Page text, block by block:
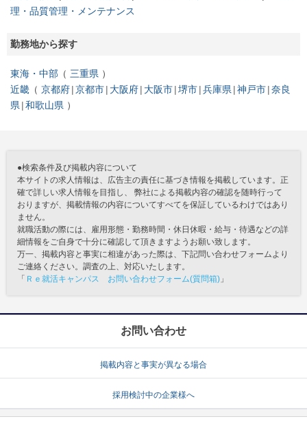
理・品質管理・メンテナンス
勤務地から探す
東海・中部
三重県
近畿
京都府 京都市 大阪府 大阪市 堺市 兵庫県 神戸市 奈良
県 和歌山県
●検索条件及び掲載内容について
本サイトの求人情報は、広告主の責任に基づき情報を掲載しています。正
確で詳しい求人情報を目指し、 弊社による掲載内容の確認を随時行って
おりますが、掲載情報の内容についてすべてを保証しているわけではあり
ません。
就職活動の際には、雇用形態・勤務時間・休日休暇・給与・待遇などの詳
細情報をご自身で十分に確認して頂きますようお願い致します。
万一、掲載内容と事実に相違があった際は、下記問い合わせフォームより
ご連絡ください。調査の上、対応いたします。
「 Ｒｅ就活キャンパス お問い合わせフォーム(質問箱) 」
お問い合わせ
掲載内容と事実が異なる場合
採用検討中の企業様へ